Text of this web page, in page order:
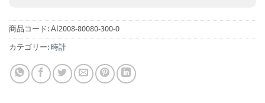
商品コード:AI2008-80080-300-0
カテゴリー:時計